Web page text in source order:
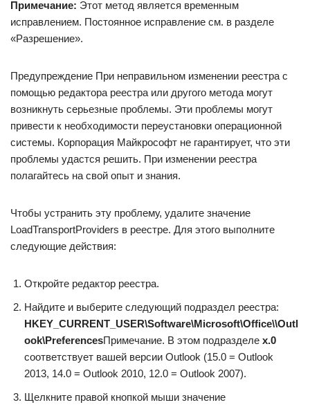
Примечание: Этот метод является временным
исправлением. Постоянное исправление см. в разделе
«Разрешение».
Предупреждение При неправильном изменении реестра с
помощью редактора реестра или другого метода могут
возникнуть серьезные проблемы. Эти проблемы могут
привести к необходимости переустановки операционной
системы. Корпорация Майкрософт не гарантирует, что эти
проблемы удастся решить. При изменении реестра
полагайтесь на свой опыт и знания.
Чтобы устранить эту проблему, удалите значение
LoadTransportProviders в реестре. Для этого выполните
следующие действия:
Откройте редактор реестра.
Найдите и выберите следующий подраздел реестра:
HKEY_CURRENT_USER\Software\Microsoft\Office\\Outl
ook\PreferencesПримечание. В этом подразделе x.0
соответствует вашей версии Outlook (15.0 = Outlook
2013, 14.0 = Outlook 2010, 12.0 = Outlook 2007).
Щелкните правой кнопкой мыши значение